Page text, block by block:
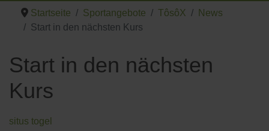
Startseite Sportangebote TôsôX
News
Start in den nächsten Kurs
Start in den nächsten
Kurs
situs togel